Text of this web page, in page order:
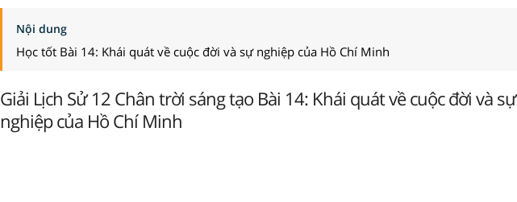
Nội dung
Học tốt Bài 14: Khái quát về cuộc đời và sự nghiệp của Hồ Chí Minh
Giải Lịch Sử 12 Chân trời sáng tạo Bài 14: Khái quát về cuộc đời và sự
nghiệp của Hồ Chí Minh